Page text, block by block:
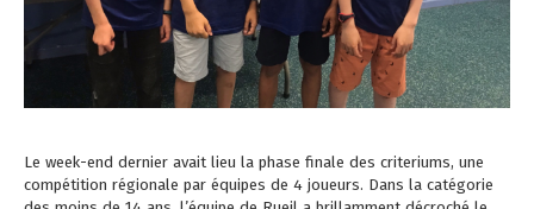
Le week-end dernier avait lieu la phase finale des criteriums, une
compétition régionale par équipes de 4 joueurs. Dans la catégorie